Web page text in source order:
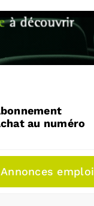
au numéro
Annonces emploi